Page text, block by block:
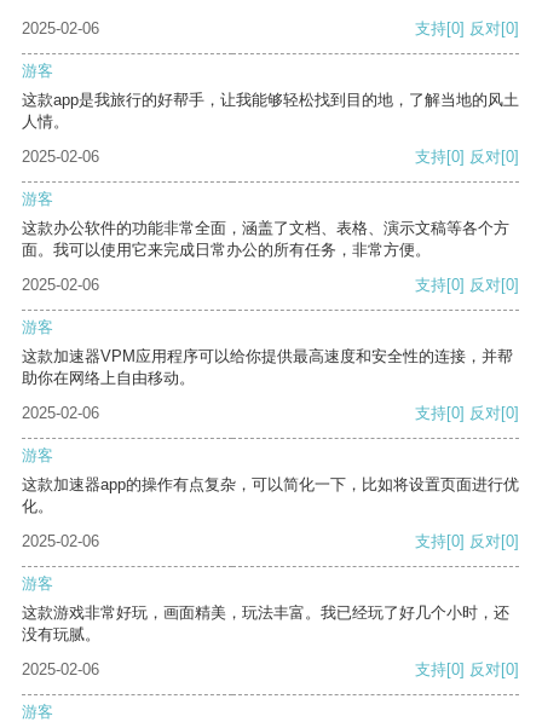
2025-02-06 支持[0] 反对[0]
游客
这款app是我旅行的好帮手，让我能够轻松找到目的地，了解当地的风土
人情。
2025-02-06
支持[0] 反对[0]
游客
这款办公软件的功能非常全面，涵盖了文档、表格、演示文稿等各个方
面。我可以使用它来完成日常办公的所有任务，非常方便。
2025-02-06
支持[0] 反对[0]
游客
这款加速器VPM应用程序可以给你提供最高速度和安全性的连接，并帮
助你在网络上自由移动。
2025-02-06
支持[0] 反对[0]
游客
这款加速器app的操作有点复杂，可以简化一下，比如将设置页面进行优
化。
2025-02-06
支持[0] 反对[0]
游客
这款游戏非常好玩，画面精美，玩法丰富。我已经玩了好几个小时，还
没有玩腻。
2025-02-06
支持[0] 反对[0]
游客